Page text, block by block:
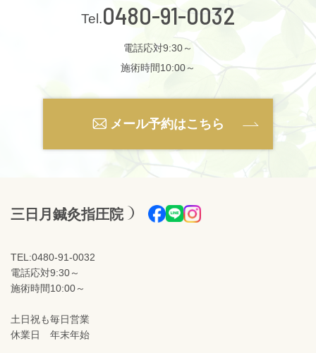
0480-91-0032
電話応対9:30～
施術時間10:00～
メール予約はこちら
三日月鍼灸指圧院
TEL:0480-91-0032
電話応対9:30～
施術時間10:00～
土日祝も毎日営業
休業日 年末年始